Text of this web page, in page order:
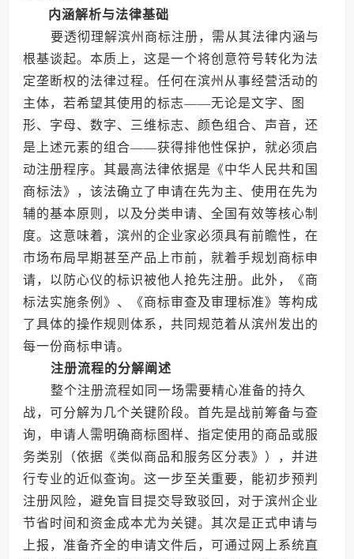
内涵解析与法律基础
要透彻理解滨州商标注册，需从其法律内涵与
根基谈起。本质上，这是一个将创意符号转化为法
定垄断权的法律过程。任何在滨州从事经营活动的
主体，若希望其使用的标志——无论是文字、图
形、字母、数字、三维标志、颜色组合、声音，还
是上述元素的组合——获得排他性保护，就必须启
动注册程序。其最高法律依据是《中华人民共和国
商标法》，该法确立了申请在先为主、使用在先为
辅的基本原则，以及分类申请、全国有效等核心制
度。这意味着，滨州的企业家必须具有前瞻性，在
市场布局早期甚至产品上市前，就着手规划商标申
请，以防心仪的标识被他人抢先注册。此外，《商
标法实施条例》、《商标审查及审理标准》等构成
了具体的操作规则体系，共同规范着从滨州发出的
每一份商标申请。
注册流程的分解阐述
整个注册流程如同一场需要精心准备的持久
战，可分解为几个关键阶段。首先是战前筹备与查
询，申请人需明确商标图样、指定使用的商品或服
务类别（依据《类似商品和服务区分表》），并进
行专业的近似查询。这一步至关重要，能初步预判
注册风险，避免盲目提交导致驳回，对于滨州企业
节省时间和资金成本尤为关键。其次是正式申请与
上报，准备齐全的申请文件后，可通过网上系统直